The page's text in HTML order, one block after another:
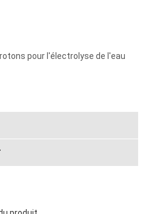
pour l'électrolyse de l'eau